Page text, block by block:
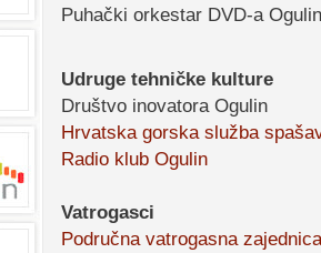
Puhački orkestar DVD-a Ogulin
Udruge tehničke kulture
Društvo inovatora Ogulin
Hrvatska gorska služba
Radio klub Ogulin
Vatrogasci
Područna vatrogasna